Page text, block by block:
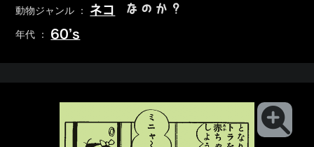
動物ジャンル ： ネコ なのか？
年代 ： 60’s